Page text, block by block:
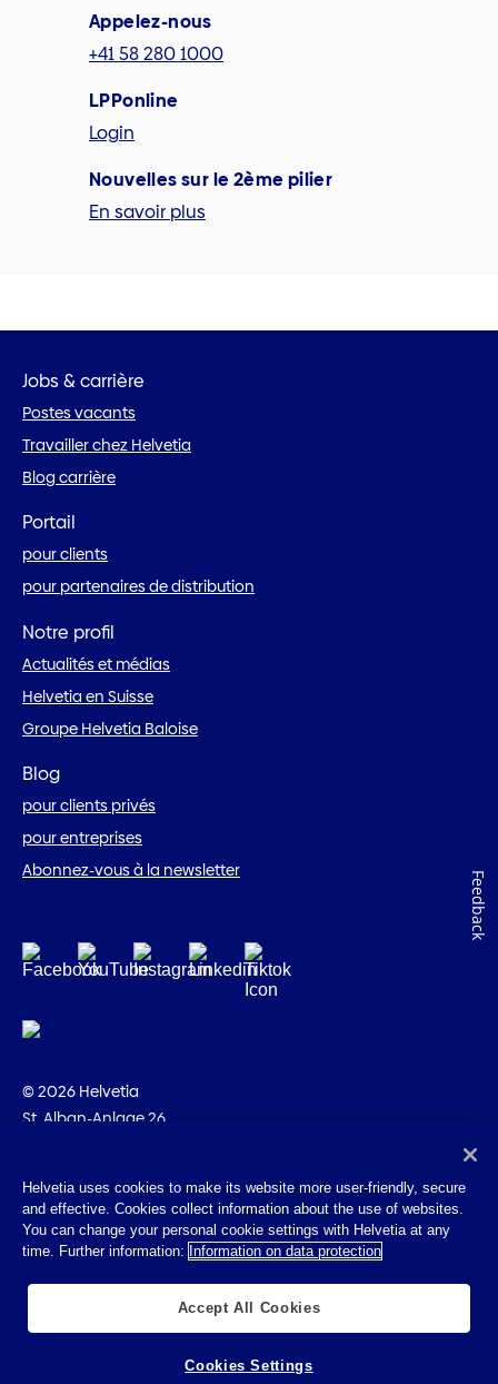
Appelez-nous
+41 58 280 1000
LPPonline
Login
Nouvelles sur le 2ème pilier
En savoir plus
Jobs & carrière
Postes vacants
Travailler chez Helvetia
Blog carrière
Portail
pour clients
pour partenaires de distribution
Notre profil
Actualités et médias
Helvetia en Suisse
Groupe Helvetia Baloise
Blog
pour clients privés
pour entreprises
Abonnez-vous à la newsletter
© 2026 Helvetia
St. Alban-Anlage 26
Impressum
Indications juridiques
Helvetia uses cookies to make its website more user-friendly, secure
and effective. Cookies collect information about the use of websites.
You can change your personal cookie settings with Helvetia at any
time. Further information: Information on data protection
Accept All Cookies
Cookies Settings
Feedback